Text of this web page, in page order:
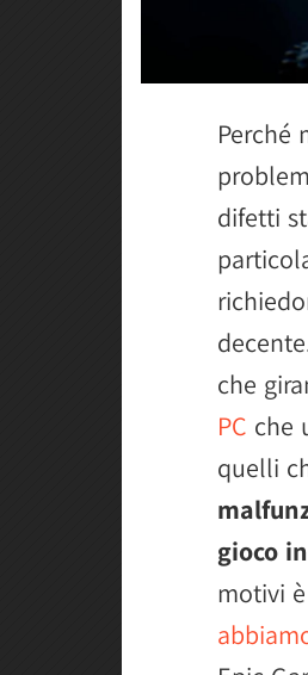
Perché
difetti
che
PC che
quelli
gioco
motivi